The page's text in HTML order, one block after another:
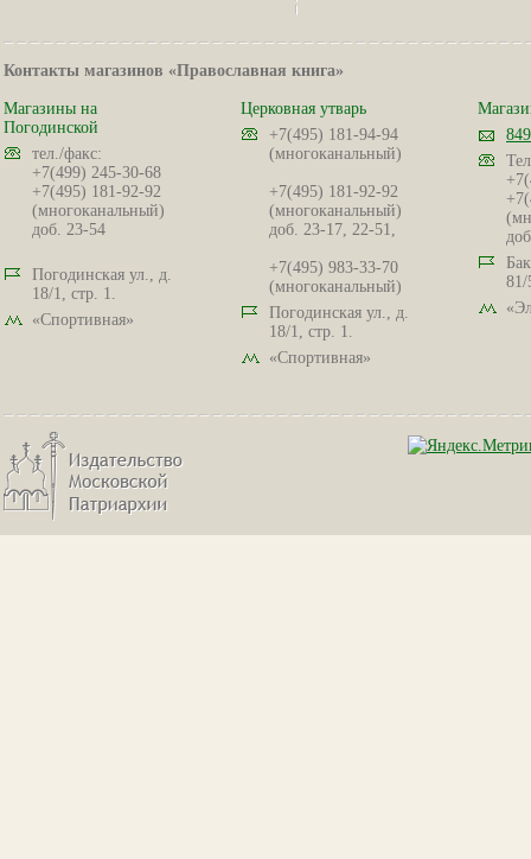
Контакты магазинов «Православная книга»
Магазины на
Погодинской
тел./факс:
+7(499) 245-30-68
+7(495) 181-92-92
(многоканальный)
доб. 23-54
Погодинская ул., д.
18/1, стр. 1.
«Спортивная»
Церковная утварь
+7(495) 181-94-94
(многоканальный)
+7(495) 181-92-92
(многоканальный)
доб. 23-17, 22-51,
+7(495) 983-33-70
(многоканальный)
Погодинская ул., д.
18/1, стр. 1.
«Спортивная»
81/